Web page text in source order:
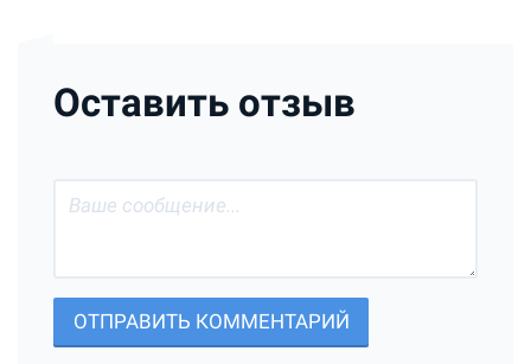
Оставить отзыв
ОТПРАВИТЬ КОММЕНТАРИЙ